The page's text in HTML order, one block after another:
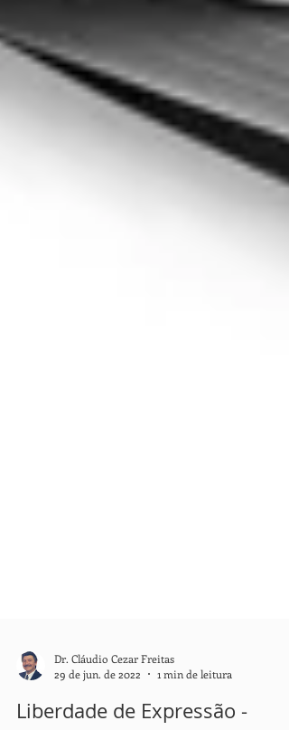
29 de jun. de 2022
1 min de leitura